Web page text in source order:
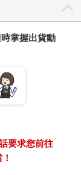
掌握出貨動
要求您前往